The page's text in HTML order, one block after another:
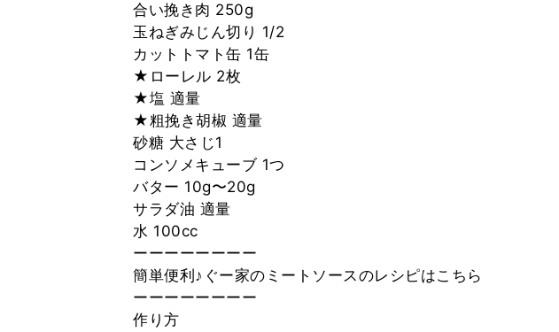
合い挽き肉 250g
玉ねぎみじん切り 1/2
カットトマト缶 1缶
★ローレル 2枚
★塩 適量
★粗挽き胡椒 適量
砂糖 大さじ1
コンソメキューブ 1つ
バター 10g〜20g
サラダ油 適量
水 100cc
ーーーーーーーー
簡単便利♪ぐー家のミートソースのレシピはこちら
ーーーーーーーー
作り方